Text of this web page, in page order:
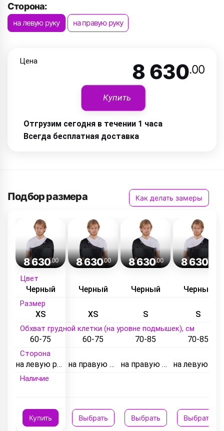
Сторона:
на левую руку на правую руку
Цена 8 630.00
Купить
Отгрузим сегодня в течении 1 часа
Всегда бесплатная доставка
Подбор размера Как делать замеры
Цвет
Размер
Обхват грудной клетки (на уровне подмышек), см
Сторона
Наличие
8 630.00
Черный
XS
60-75
на левую руку
Купить
8 630.00
Черный
XS
60-75
на правую руку
Выбрать
8 630.00
Черный
S
70-85
на правую руку
Выбрать
8 630.00
Черный
S
70-85
Выбрать